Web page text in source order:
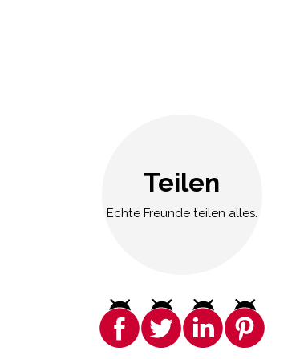
Teilen
Echte Freunde teilen alles.